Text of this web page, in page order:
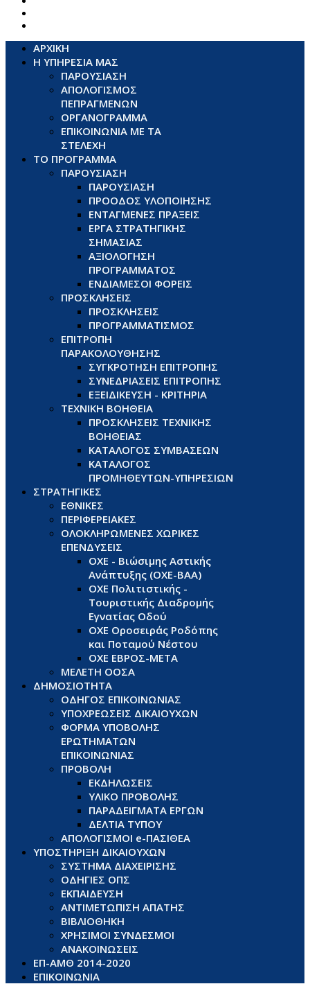
ΑΡΧΙΚΗ
Η ΥΠΗΡΕΣΙΑ ΜΑΣ
ΠΑΡΟΥΣΙΑΣΗ
ΑΠΟΛΟΓΙΣΜΟΣ
ΠΕΠΡΑΓΜΕΝΩΝ
ΟΡΓΑΝΟΓΡΑΜΜΑ
ΕΠΙΚΟΙΝΩΝΙΑ ΜΕ ΤΑ
ΣΤΕΛΕΧΗ
ΤΟ ΠΡΟΓΡΑΜΜΑ
ΠΑΡΟΥΣΙΑΣΗ
ΠΑΡΟΥΣΙΑΣΗ
ΠΡΟΟΔΟΣ ΥΛΟΠΟΙΗΣΗΣ
ΕΝΤΑΓΜΕΝΕΣ ΠΡΑΞΕΙΣ
ΕΡΓΑ ΣΤΡΑΤΗΓΙΚΗΣ
ΣΗΜΑΣΙΑΣ
ΑΞΙΟΛΟΓΗΣΗ
ΠΡΟΓΡΑΜΜΑΤΟΣ
ΕΝΔΙΑΜΕΣΟΙ ΦΟΡΕΙΣ
ΠΡΟΣΚΛΗΣΕΙΣ
ΠΡΟΣΚΛΗΣΕΙΣ
ΠΡΟΓΡΑΜΜΑΤΙΣΜΟΣ
ΕΠΙΤΡΟΠΗ
ΠΑΡΑΚΟΛΟΥΘΗΣΗΣ
ΣΥΓΚΡΟΤΗΣΗ ΕΠΙΤΡΟΠΗΣ
ΣΥΝΕΔΡΙΑΣΕΙΣ ΕΠΙΤΡΟΠΗΣ
ΕΞΕΙΔΙΚΕΥΣΗ - ΚΡΙΤΗΡΙΑ
ΤΕΧΝΙΚΗ ΒΟΗΘΕΙΑ
ΠΡΟΣΚΛΗΣΕΙΣ ΤΕΧΝΙΚΗΣ
ΒΟΗΘΕΙΑΣ
ΚΑΤΑΛΟΓΟΣ ΣΥΜΒΑΣΕΩΝ
ΚΑΤΑΛΟΓΟΣ
ΠΡΟΜΗΘΕΥΤΩΝ-ΥΠΗΡΕΣΙΩΝ
ΣΤΡΑΤΗΓΙΚΕΣ
ΕΘΝΙΚΕΣ
ΠΕΡΙΦΕΡΕΙΑΚΕΣ
ΟΛΟΚΛΗΡΩΜΕΝΕΣ ΧΩΡΙΚΕΣ
ΕΠΕΝΔΥΣΕΙΣ
ΟΧΕ - Βιώσιμης Αστικής
Ανάπτυξης (ΟΧΕ-ΒΑΑ)
ΟΧΕ Πολιτιστικής -
Τουριστικής Διαδρομής
Εγνατίας Οδού
ΟΧΕ Οροσειράς Ροδόπης
και Ποταμού Νέστου
ΟΧΕ ΕΒΡΟΣ-ΜΕΤΑ
ΜΕΛΕΤΗ ΟΟΣΑ
ΔΗΜΟΣΙΟΤΗΤΑ
ΟΔΗΓΟΣ ΕΠΙΚΟΙΝΩΝΙΑΣ
ΥΠΟΧΡΕΩΣΕΙΣ ΔΙΚΑΙΟΥΧΩΝ
ΦΟΡΜΑ ΥΠΟΒΟΛΗΣ
ΕΡΩΤΗΜΑΤΩΝ
ΕΠΙΚΟΙΝΩΝΙΑΣ
ΠΡΟΒΟΛΗ
ΕΚΔΗΛΩΣΕΙΣ
ΥΛΙΚΟ ΠΡΟΒΟΛΗΣ
ΠΑΡΑΔΕΙΓΜΑΤΑ ΕΡΓΩΝ
ΔΕΛΤΙΑ ΤΥΠΟΥ
ΑΠΟΛΟΓΙΣΜΟΙ e-ΠΑΣΙΘΕΑ
ΥΠΟΣΤΗΡΙΞΗ ΔΙΚΑΙΟΥΧΩΝ
ΣΥΣΤΗΜΑ ΔΙΑΧΕΙΡΙΣΗΣ
ΟΔΗΓΙΕΣ ΟΠΣ
ΕΚΠΑΙΔΕΥΣΗ
ΑΝΤΙΜΕΤΩΠΙΣΗ ΑΠΑΤΗΣ
ΒΙΒΛΙΟΘΗΚΗ
ΧΡΗΣΙΜΟΙ ΣΥΝΔΕΣΜΟΙ
ΑΝΑΚΟΙΝΩΣΕΙΣ
ΕΠ-ΑΜΘ 2014-2020
ΕΠΙΚΟΙΝΩΝΙΑ